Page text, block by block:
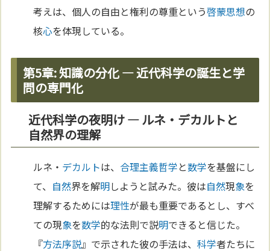
考えは、個人の自由と権利の尊重という啓蒙思想の
核心を体現している。
第5章: 知識の分化 — 近代科学の誕生と学
問の専門化
近代科学の夜明け — ルネ・デカルトと
自然界の理解
ルネ・ デカルトは、 合理主義哲学と数学を基盤にし
て、 自然界を解明しようと試みた。彼は自然現象を
理解するためには理性が最も重要であるとし、すべ
ての現象を数学的な法則で説明できると信じた。
『方法序説』で示された彼の手法は、科学者たちに